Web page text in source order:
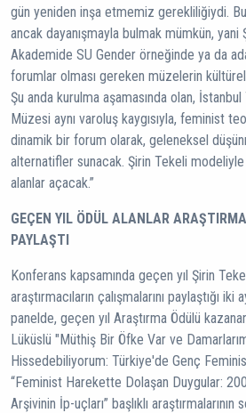
gün yeniden inşa etmemiz gerekliliğiydi.
ancak dayanışmayla bulmak mümkün,
Akademide SU Gender örneğinde ya da
forumlar olması gereken müzelerin
Şu anda kurulma aşamasında olan,
Müzesi aynı varoluş kaygısıyla, feminist
dinamik bir forum olarak, geleneksel
alternatifler sunacak. Şirin Tekeli
alanlar açacak.”
GEÇEN YIL ÖDÜL ALANLAR
PAYLAŞTI
Konferans kapsamında geçen yıl Şirin
araştırmacıların çalışmalarını paylaştığı iki
panelde, geçen yıl Araştırma Ödülü
Lüküslü "Müthiş Bir Öfke Var ve
Hissedebiliyorum: Türkiye'de Genç
“Feminist Harekette Dolaşan Duygular:
Arşivinin İp-uçları” başlıklı araştırmalarının